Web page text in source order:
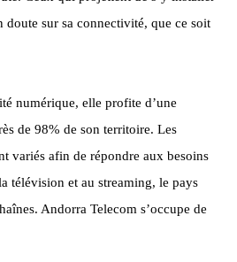
doute sur sa connectivité, que ce soit
numérique, elle profite d’une
de 98% de son territoire. Les
variés afin de répondre aux besoins
télévision et au streaming, le pays
Andorra Telecom s’occupe de